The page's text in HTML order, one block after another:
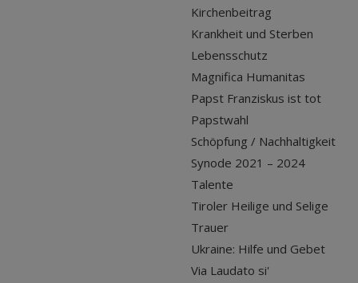
Kirchenbeitrag
Krankheit und Sterben
Lebensschutz
Magnifica Humanitas
Papst Franziskus ist tot
Papstwahl
Schöpfung / Nachhaltigkeit
Synode 2021 – 2024
Talente
Tiroler Heilige und Selige
Trauer
Ukraine: Hilfe und Gebet
Via Laudato si'